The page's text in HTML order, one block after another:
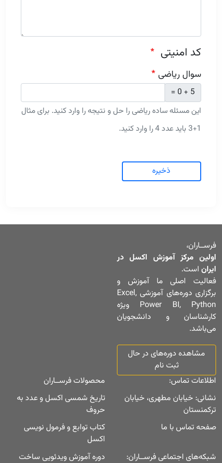
کد امنیتی
سوال ریاضی
5 + 0 =
این مسئله ساده ریاضی را حل و نتیجه را وارد کنید. برای مثال
1+3 باید عدد 4 را وارد کنید.
ذخیره
فرســاران،
اولین مرکز آموزش اکسل در
ایران است.
فعالیت اصلی ما آموزش و
برگزاری دوره‌های آموزشی Excel,
Power BI, Python ویژه
کارشناسان و دانشجویان
می‌باشد.
مشاهده دوره‌های در حال
ثبت نام
اطلاعات تماس:
نشانی: خیابان مطهری، خیابان
ترکمنستان
صفحه تماس با ما
شبکه‌های اجتماعی فرســاران:
محصولات فرســاران
تاریخ شمسی اکسل و عدد به
حروف
کتاب توابع و فرمول نویسی
اکسل
دوره آموزش ویدئویی ساخت